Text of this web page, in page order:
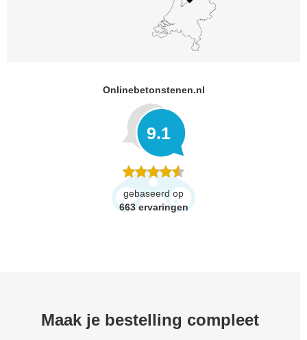
Onlinebetonstenen.nl
9.1
gebaseerd op
663 ervaringen
Maak je bestelling compleet